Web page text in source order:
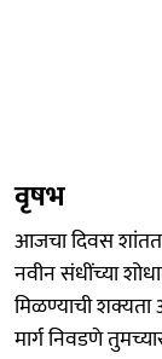
वृषभ
आजचा दिवस
नवीन संधींच्या
मिळण्याची शक्यता
मार्ग निवडणे